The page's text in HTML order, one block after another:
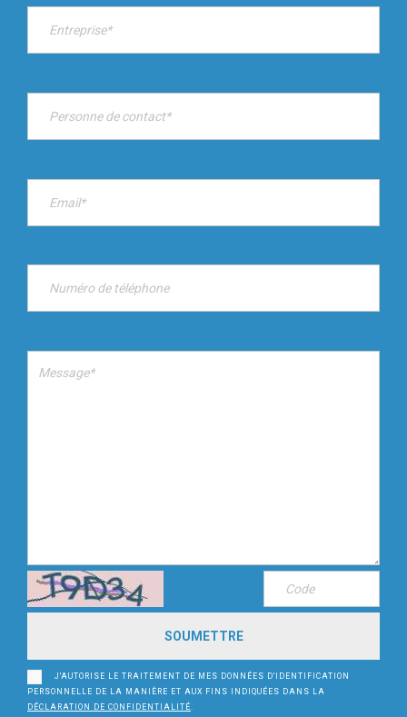
avec d'autres informations que vous leur avez fournies
ou qu'ils ont collectées lors de votre utilisation de leurs
services.
J'AUTORISE LE TRAITEMENT DE MES DONNÉES D'IDENTIFICATION
PERSONNELLE DE LA MANIÈRE ET AUX FINS INDIQUÉES DANS LA
DÉCLARATION DE CONFIDENTIALITÉ.